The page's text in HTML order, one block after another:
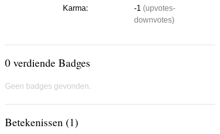
Karma: -1 (upvotes-
downvotes)
0 verdiende Badges
Geen badges gevonden.
Betekenissen (1)